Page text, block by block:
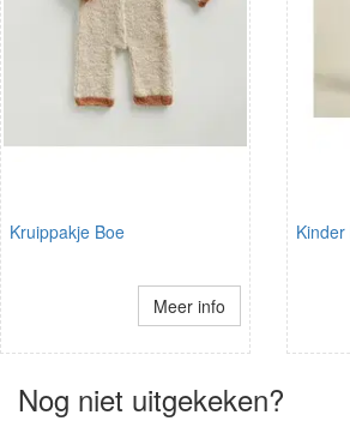
Kruippakje Boe
Meer info
Nog niet uitgekeken?